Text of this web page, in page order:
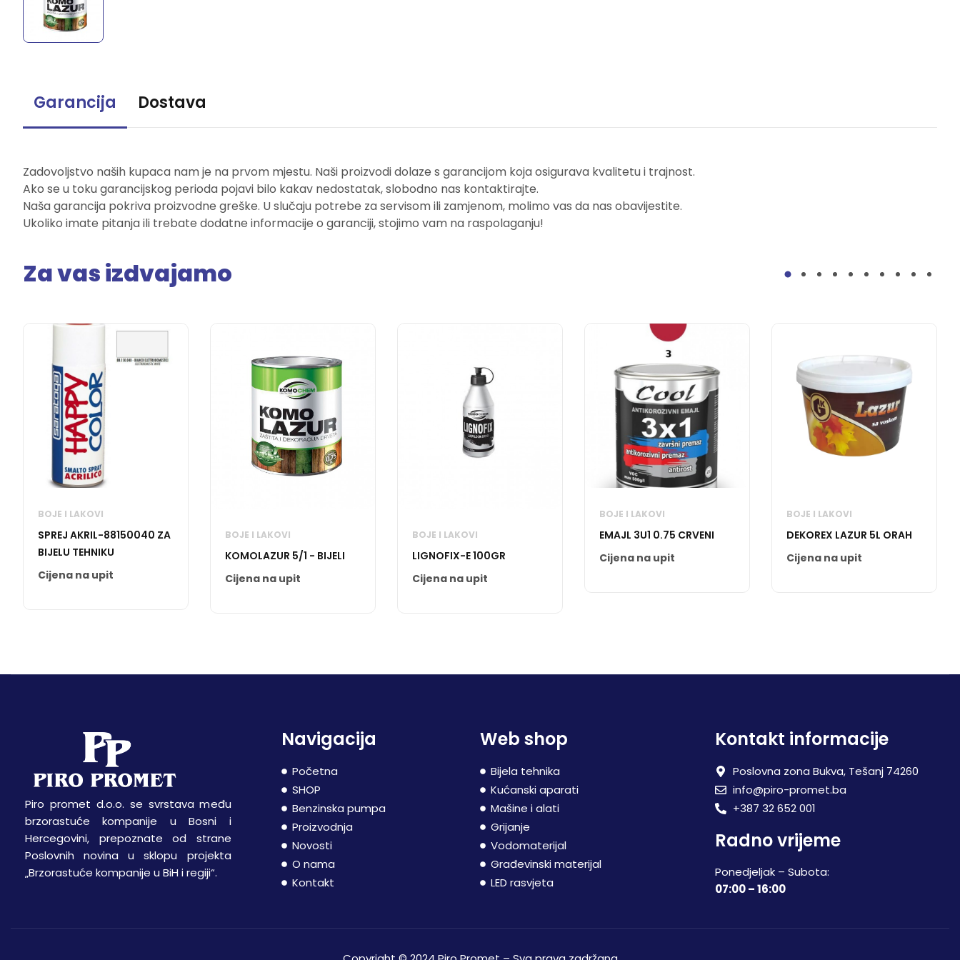
Garancija Dostava
Zadovoljstvo naših kupaca nam je na prvom mjestu. Naši proizvodi dolaze s garancijom koja osigurava kvalitetu i trajnost.
Ako se u toku garancijskog perioda pojavi bilo kakav nedostatak, slobodno nas kontaktirajte.
Naša garancija pokriva proizvodne greške. U slučaju potrebe za servisom ili zamjenom, molimo vas da nas obavijestite.
Ukoliko imate pitanja ili trebate dodatne informacije o garanciji, stojimo vam na raspolaganju!
Za vas izdvajamo
BOJE I LAKOVI
SPREJ AKRIL-88150040 ZA
BIJELU TEHNIKU
Cijena na upit
BOJE I LAKOVI
KOMOLAZUR 5/1 - BIJELI
Cijena na upit
BOJE I LAKOVI
LIGNOFIX-E 100GR
Cijena na upit
BOJE I LAKOVI
EMAJL 3U1 0.75 CRVENI
Cijena na upit
BOJE I LAKOVI
DEKOREX LAZUR 5L ORAH
Cijena na upit
Piro promet d.o.o. se svrstava među
brzorastuće kompanije u Bosni i
Hercegovini, prepoznate od strane
Poslovnih novina u sklopu projekta
„Brzorastuće kompanije u BiH i regiji“.
Navigacija
Početna
SHOP
Benzinska pumpa
Proizvodnja
Novosti
O nama
Kontakt
Web shop
Bijela tehnika
Kućanski aparati
Mašine i alati
Grijanje
Vodomaterijal
Građevinski materijal
LED rasvjeta
Kontakt informacije
Poslovna zona Bukva, Tešanj 74260
info@piro-promet.ba
+387 32 652 001
Radno vrijeme
Ponedjeljak – Subota:
07:00 – 16:00